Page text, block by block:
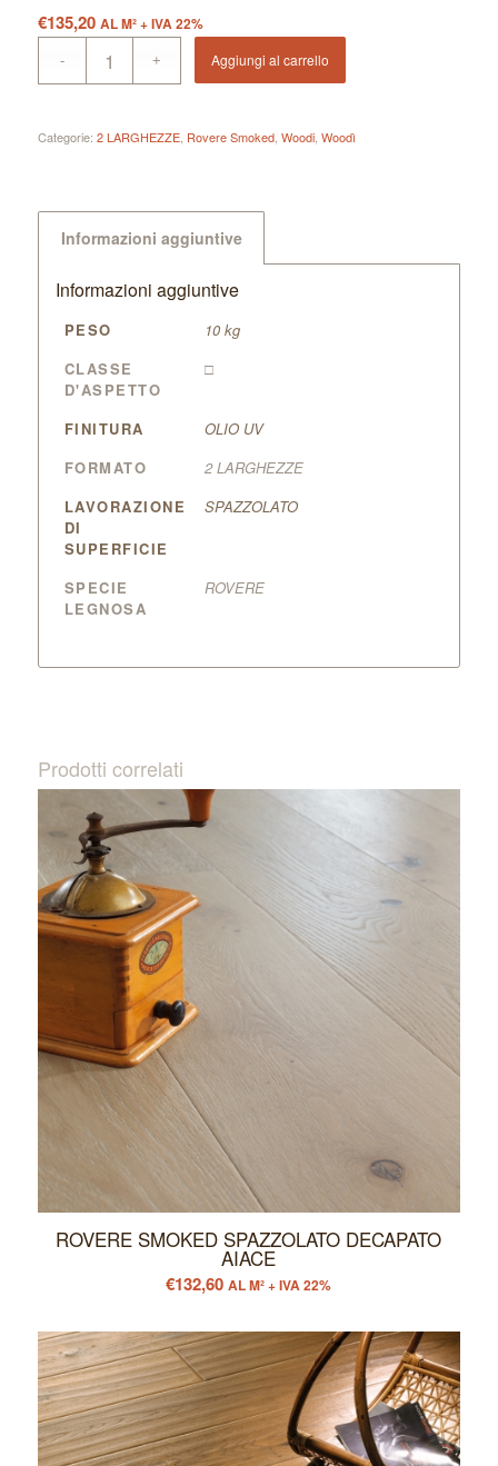
€135,20 AL M² + IVA 22%
Aggiungi al carrello
Categorie: 2 LARGHEZZE, Rovere Smoked, Woodi, Woodì
Informazioni aggiuntive
Informazioni aggiuntive
PESO
10 kg
CLASSE
D'ASPETTO
□
FINITURA
OLIO UV
FORMATO
2 LARGHEZZE
LAVORAZIONE
DI
SUPERFICIE
SPAZZOLATO
SPECIE
LEGNOSA
ROVERE
Prodotti correlati
ROVERE SMOKED SPAZZOLATO DECAPATO
AIACE
€132,60 AL M² + IVA 22%